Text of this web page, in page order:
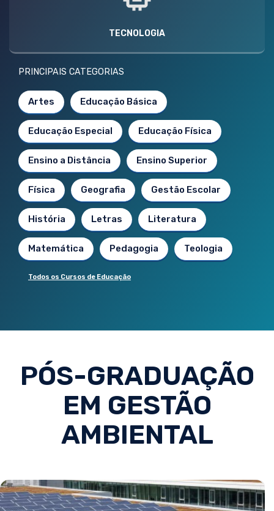
TECNOLOGIA
PRINCIPAIS CATEGORIAS
Artes Educação Básica
Educação Especial Educação Física
Ensino a Distância Ensino Superior
Física Geografia Gestão Escolar
História Letras Literatura
Matemática Pedagogia Teologia
Todos os Cursos de Educação
PÓS-GRADUAÇÃO
EM GESTÃO
AMBIENTAL